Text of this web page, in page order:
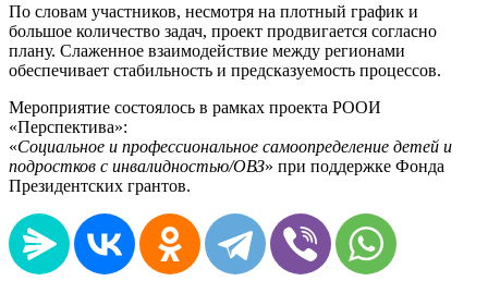
По словам участников, несмотря на плотный график и
большое количество задач, проект продвигается согласно
плану. Слаженное взаимодействие между регионами
обеспечивает стабильность и предсказуемость процессов.
Мероприятие состоялось в рамках проекта РООИ
«Перспектива»:
«Социальное и профессиональное самоопределение детей и
подростков с инвалидностью/ОВЗ» при поддержке Фонда
Президентских грантов.